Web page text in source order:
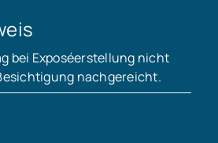
bei Exposéerstellung nicht
nachgereicht.